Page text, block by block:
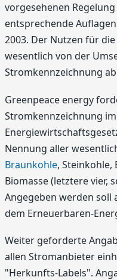
vorgesehenen
entsprechende
2003. Der Nutzen für
wesentlich von der
Stromkennzeichnung
Greenpeace energy
Stromkennzeichnung
Nennung aller
Braunkohle, Steinkohle,
Biomasse (letztere vier,
Angegeben werden soll
dem Erneuerbaren-
Weiter geforderte
allen Stromanbieter
"Herkunfts-Labels".